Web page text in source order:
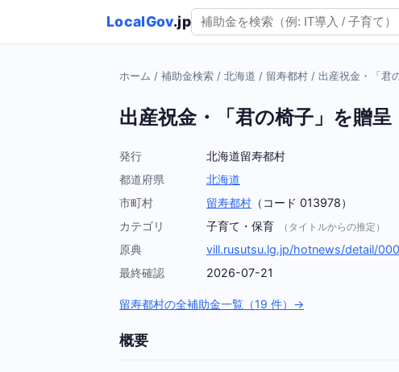
LocalGov.jp
ホーム / 補助金検索 / 北海道 / 留寿都村 / 出産祝金・「君
出産祝金・「君の椅子」を贈呈
発行
北海道留寿都村
都道府県
北海道
市町村
留寿都村 （コード 013978）
カテゴリ
子育て・保育 （タイトルからの推定）
原典
vill.rusutsu.lg.jp/hotnews/detail/
最終確認
2026-07-21
留寿都村の全補助金一覧（19 件）→
概要